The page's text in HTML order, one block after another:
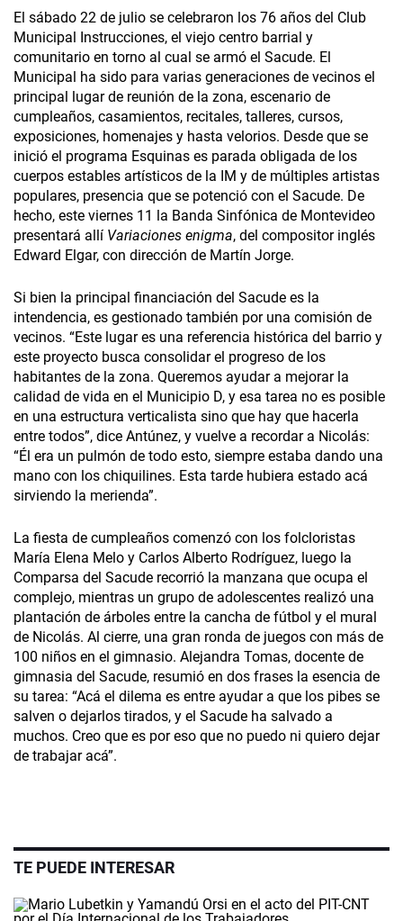
El sábado 22 de julio se celebraron los 76 años del Club
Municipal Instrucciones, el viejo centro barrial y
comunitario en torno al cual se armó el Sacude. El
Municipal ha sido para varias generaciones de vecinos el
principal lugar de reunión de la zona, escenario de
cumpleaños, casamientos, recitales, talleres, cursos,
exposiciones, homenajes y hasta velorios. Desde que se
inició el programa Esquinas es parada obligada de los
cuerpos estables artísticos de la IM y de múltiples artistas
populares, presencia que se potenció con el Sacude. De
hecho, este viernes 11 la Banda Sinfónica de Montevideo
presentará allí Variaciones enigma, del compositor inglés
Edward Elgar, con dirección de Martín Jorge.
Si bien la principal financiación del Sacude es la
intendencia, es gestionado también por una comisión de
vecinos. “Este lugar es una referencia histórica del barrio y
este proyecto busca consolidar el progreso de los
habitantes de la zona. Queremos ayudar a mejorar la
calidad de vida en el Municipio D, y esa tarea no es posible
en una estructura verticalista sino que hay que hacerla
entre todos”, dice Antúnez, y vuelve a recordar a Nicolás:
“Él era un pulmón de todo esto, siempre estaba dando una
mano con los chiquilines. Esta tarde hubiera estado acá
sirviendo la merienda”.
La fiesta de cumpleaños comenzó con los folcloristas
María Elena Melo y Carlos Alberto Rodríguez, luego la
Comparsa del Sacude recorrió la manzana que ocupa el
complejo, mientras un grupo de adolescentes realizó una
plantación de árboles entre la cancha de fútbol y el mural
de Nicolás. Al cierre, una gran ronda de juegos con más de
100 niños en el gimnasio. Alejandra Tomas, docente de
gimnasia del Sacude, resumió en dos frases la esencia de
su tarea: “Acá el dilema es entre ayudar a que los pibes se
salven o dejarlos tirados, y el Sacude ha salvado a
muchos. Creo que es por eso que no puedo ni quiero dejar
de trabajar acá”.
TE PUEDE INTERESAR